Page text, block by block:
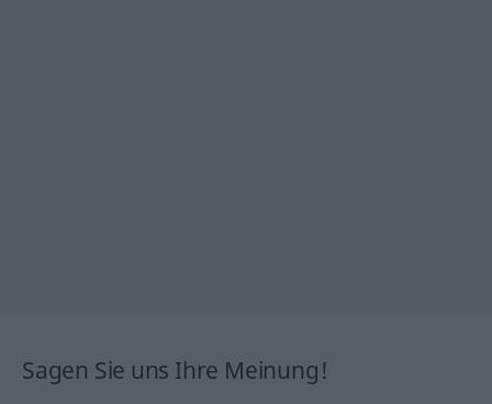
Sagen Sie uns Ihre Meinung!